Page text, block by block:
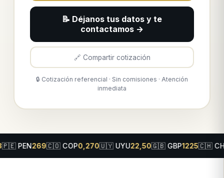
📝 Déjanos tus datos y te
contactamos →
🔗 Compartir cotización
🔒 Cotización referencial · Sin comisiones · Atención
inmediata
COP0,270🇺🇾 UYU22,50🇬🇧 GBP1225🇨🇭 CHF1030🇨🇦